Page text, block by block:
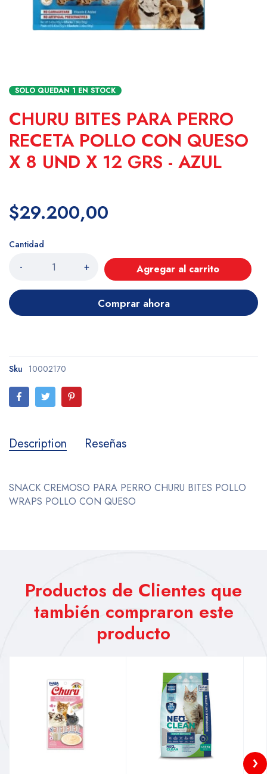
SOLO QUEDAN 1 EN STOCK
CHURU BITES PARA PERRO
RECETA POLLO CON QUESO
X 8 UND X 12 GRS - AZUL
$29.200,00
Cantidad
- + Agregar al carrito
Comprar ahora
Sku 10002170
Description Reseñas
SNACK CREMOSO PARA PERRO CHURU BITES POLLO
WRAPS POLLO CON QUESO
Productos de Clientes que
también compraron este
producto